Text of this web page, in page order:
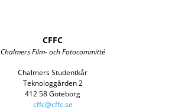
CFFC
Chalmers Film- och Fotocommitté
Chalmers Studentkår
Teknologgården 2
412 58 Göteborg
cffc@cffc.se